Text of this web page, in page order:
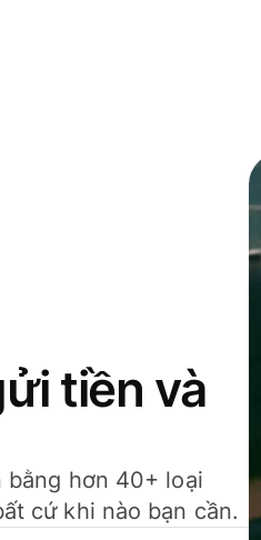
tiền và
hơn 40+ loại
cứ khi nào bạn cần.